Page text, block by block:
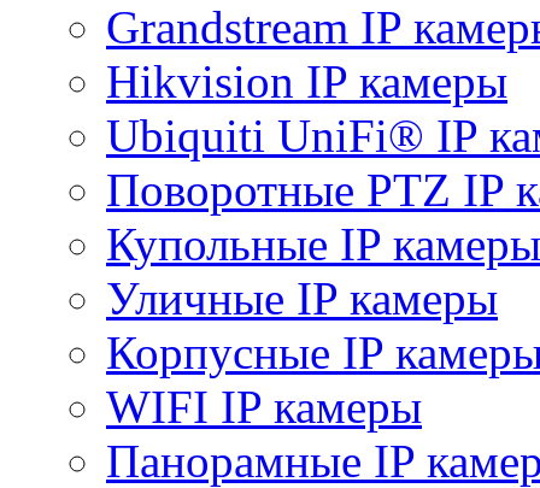
Grandstream IP
Hikvision IP камеры
Ubiquiti UniFi® IP
Поворотные PTZ IP
Купольные IP камеры
Уличные IP камеры
Корпусные IP
WIFI IP камеры
Панорамные IP